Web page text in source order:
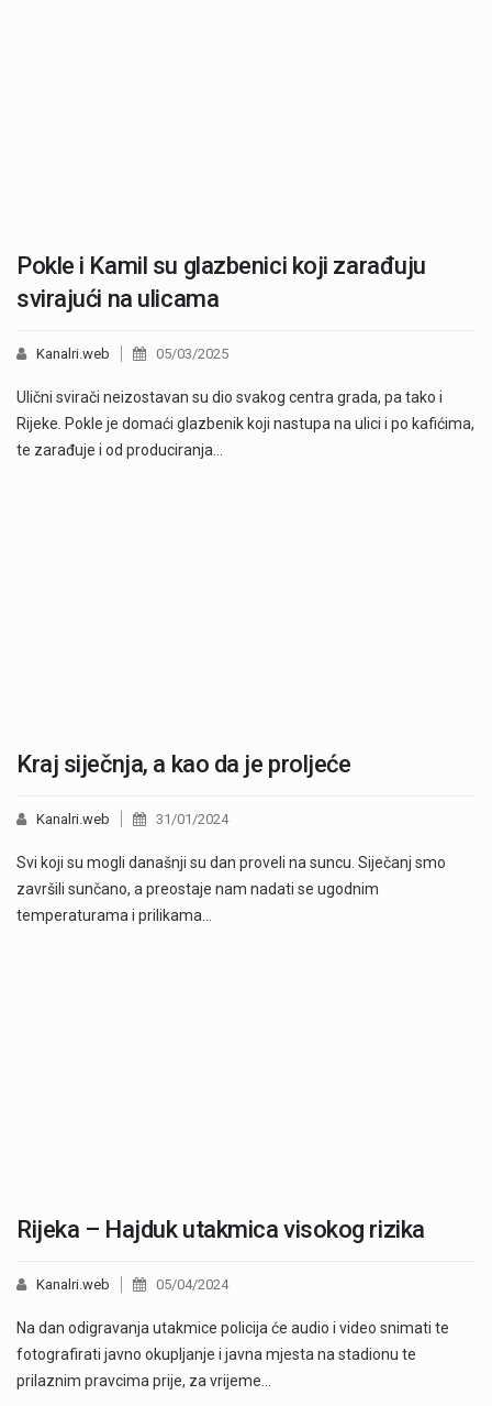
Pokle i Kamil su glazbenici koji zarađuju
svirajući na ulicama
Kanalri.web 05/03/2025
Ulični svirači neizostavan su dio svakog centra grada, pa tako i
Rijeke. Pokle je domaći glazbenik koji nastupa na ulici i po kafićima,
te zarađuje i od produciranja…
Kraj siječnja, a kao da je proljeće
Kanalri.web 31/01/2024
Svi koji su mogli današnji su dan proveli na suncu. Siječanj smo
završili sunčano, a preostaje nam nadati se ugodnim
temperaturama i prilikama…
Rijeka – Hajduk utakmica visokog rizika
Kanalri.web 05/04/2024
Na dan odigravanja utakmice policija će audio i video snimati te
fotografirati javno okupljanje i javna mjesta na stadionu te
prilaznim pravcima prije, za vrijeme…